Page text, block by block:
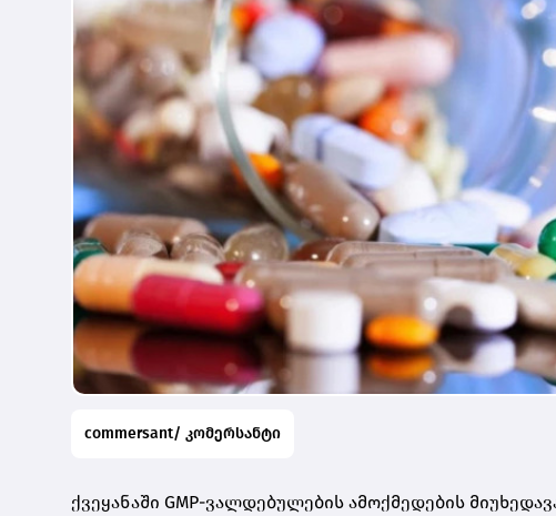
commersant/ კომერსანტი
ქვეყანაში GMP-ვალდებულების ამოქმედების